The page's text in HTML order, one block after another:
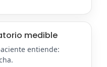
medible
entiende: